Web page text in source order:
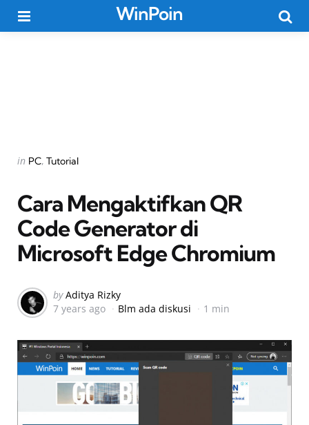
WinPoin
Categories
Posted
in PC Tutorial
Cara Mengaktifkan QR
Code Generator di
Microsoft Edge Chromium
Posted
by
by Aditya Rizky
7 years ago
Blm ada diskusi 1 min